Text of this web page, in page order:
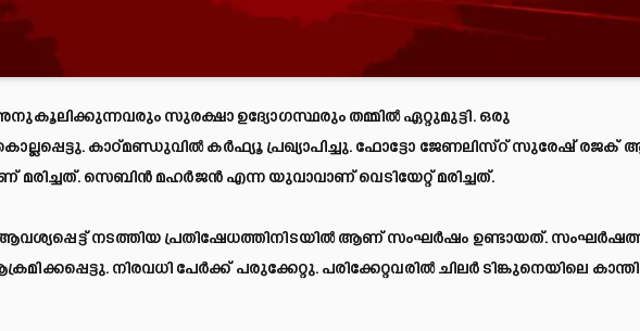
അനുകൂലിക്കുന്നവരും സുരക്ഷാ ഉദ്യോഗസ്ഥരും തമ്മിൽ ഏറ്റുമുട്ടി. ഒരു
കൊല്ലപ്പെട്ടു. കാഠ്മണ്ഡുവിൽ കർഫ്യൂ പ്രഖ്യാപിച്ചു. ഫോട്ടോ ജേണലിസ്റ് സുരേഷ്
മരിച്ചത്. സെബിൻ മഹർജൻ എന്ന യുവാവാണ് വെടിയേറ്റ് മരിച്ചത്.
നടത്തിയ പ്രതിഷേധത്തിനിടയിൽ ആണ് സംഘർഷം ഉണ്ടായത്.
നിരവധി പേർക്ക് പരുക്കേറ്റു. പരിക്കേറ്റവരിൽ ചിലർ ടിങ്കുനെയിലെ